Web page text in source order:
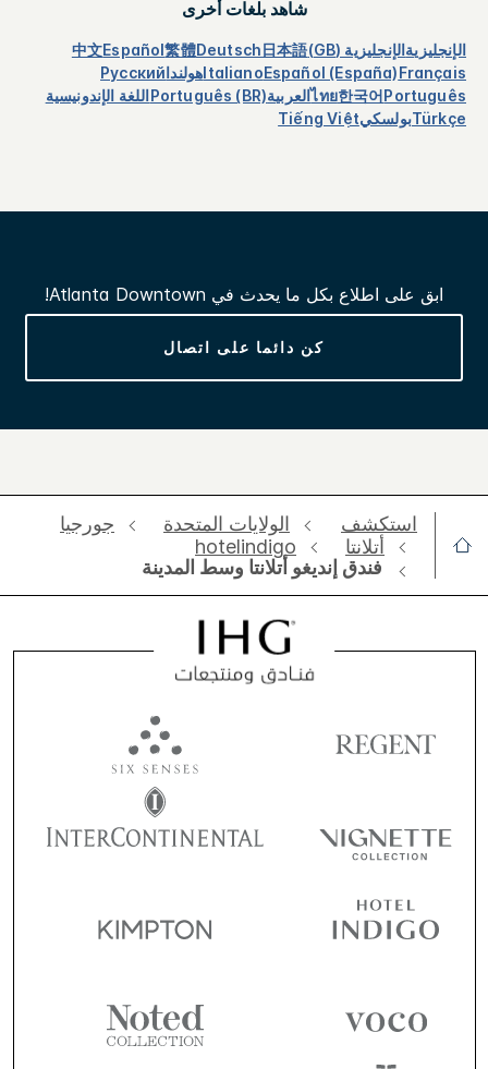
شاهد بلغات أخرى
الإنجليزيةالإنجليزية (GB) 日本語
Deutsch
繁體
Español
中文
Français
Español (España)
ItalianoهولنداРусский
Português
한국어
ไทยالعربيةPortuguês (BR)اللغة الإندونيسية
TürkçeبولسكيTiếng Việt
ابق على اطلاع بكل ما يحدث في Atlanta Downtown
!
كن دائما على اتصال
استكشف الولايات المتحدة
جورجيا
أتلانتا
hotelindigo
فندق إنديغو أتلانتا وسط المدينة